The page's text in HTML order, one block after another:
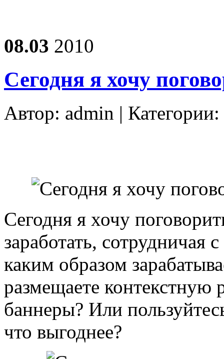
08.03 2010
Сегодня я хочу
Автор: admin | Категории:
Сегодня я хочу
заработать,
каким образом
размещаете контекстную
баннеры? Или
что выгоднее?